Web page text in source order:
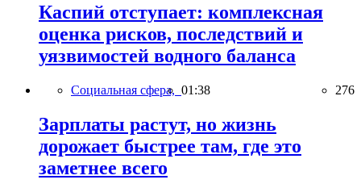
Каспий отступает: комплексная
оценка рисков, последствий и
уязвимостей водного баланса
Социальная сфера, 01:38 276
Зарплаты растут, но жизнь
дорожает быстрее там, где это
заметнее всего